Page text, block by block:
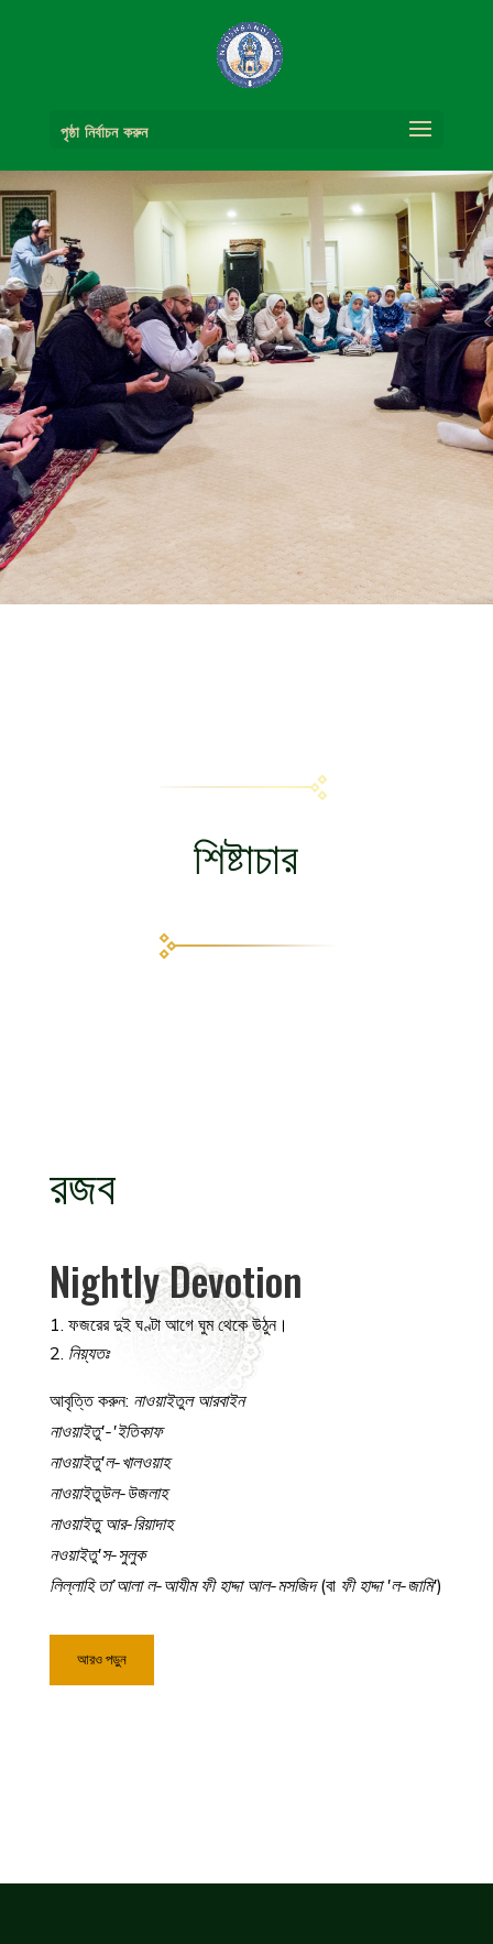
পৃষ্ঠা নির্বাচন করুন
শিষ্টাচার
রজব
Nightly Devotion
ফজরের দুই ঘণ্টা আগে ঘুম থেকে উঠুন।
নিয়্যতঃ
আবৃত্তি করুন: নাওয়াইতুল আরবাইন
নাওয়াইতু'-'ইতিকাফ
নাওয়াইতু'ল-খালওয়াহ
নাওয়াইতুউল-উজলাহ
নাওয়াইতু আর-রিয়াদাহ
নওয়াইতু'স-সুলুক
লিল্লাহি তা’আলা ল-আযীম ফী হাদ্দা আল-মসজিদ(বা ফী হাদ্দা 'ল-জামি')
আরও পড়ুন